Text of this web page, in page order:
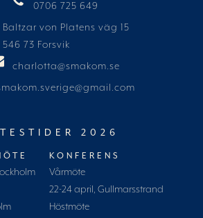
0706 725 649
Baltzar von Platens väg 15
546 73 Forsvik
charlotta@smakom.se
2026
KONFERENS
Vårmöte
22-24 april, Gullmarsstrand
Höstmöte